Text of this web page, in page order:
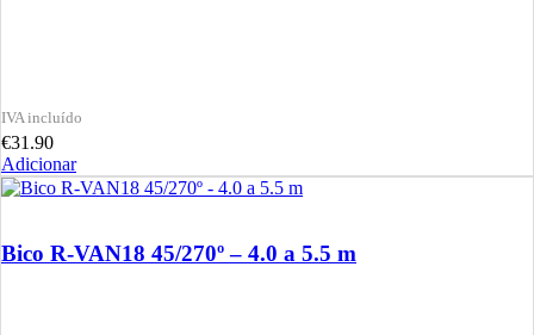
€31.90
Adicionar
Bico R-VAN18 45/270º – 4.0 a 5.5 m